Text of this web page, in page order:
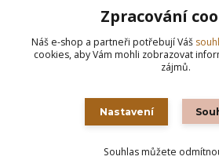
info@ipj.cz
Vytvořeno na Eshop-
Zpracování
Náš e-shop a partneři potřebují Váš
cookies, aby Vám mohli zobrazovat
zájmů.
Nastavení
Souhlas můžete